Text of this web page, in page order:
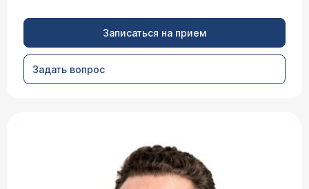
Записаться на прием
Задать вопрос